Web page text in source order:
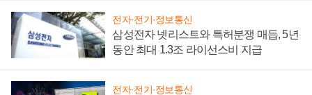
전자·전기·정보통신
삼성전자 넷리스트와 특허분쟁 매듭, 5년
동안 최대 1.3조 라이선스비 지급
전자·전기·정보통신